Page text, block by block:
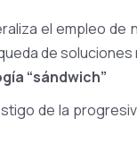
el empleo
de
“sándwich”
de la